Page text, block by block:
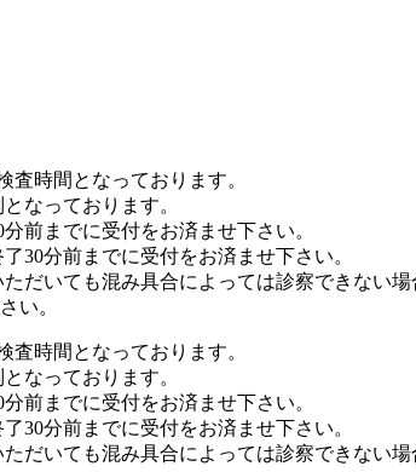
査時間となっております。
なっております。
前までに受付をお済ませ下さい。
30分前までに受付をお済ませ下さい。
だいても混み具合によっては診察できない場
い。
査時間となっております。
なっております。
前までに受付をお済ませ下さい。
30分前までに受付をお済ませ下さい。
だいても混み具合によっては診察できない場